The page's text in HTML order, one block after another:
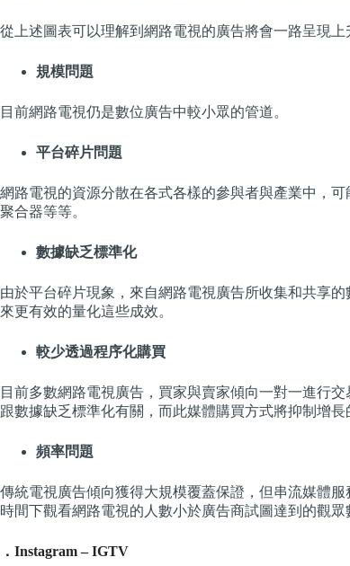
從上述圖表可以理解到網路電視的廣告將會一路呈現
規模問題
目前網路電視仍是數位廣告中較小眾的管道。
平台碎片問題
網路電視的資源分散在各式各樣的參與者與產業中，
聚合器等等。
數據缺乏標準化
由於平台碎片現象，來自網路電視廣告所收集和共享
來更有效的量化這些成效。
較少透過程序化購買
目前多數網路電視廣告，買家與賣家傾向一對一進行
跟數據缺乏標準化有關，而此媒體購買方式將抑制增長
頻率問題
傳統電視廣告傾向獲得大規模覆蓋保證，但串流媒體
時間下觀看網路電視的人數小於廣告商試圖達到的觀
．Instagram – IGTV